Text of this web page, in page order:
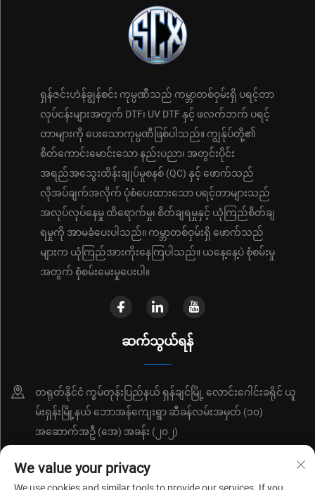
ရှန်ဇင်းဟဲန်ချွန်စင်း ကုမ္ပဏီသည် ကမ္ဘာတစ်ဝှမ်းရှိ ပရင့်တာ
လုပ်ငန်းများအတွက် DTF၊ UV DTF နှင့် ဖလက်ဘက် ပရင့်
တာများကို ပေးသောကုမ္ပဏီဖြစ်ပါသည်။ ကျွန်ုပ်တို့၏
စိတ်ကောင်းမောင်းသော နည်းပညာ၊ အတွင်းပိုင်း
အရည်အသွေးထိန်းချုပ်မှုစနစ် (QC) နှင့် ဖောက်သည်
လိုအပ်ချက်အလိုက် ပုံစံပေးထားသော ပရင့်တာများသည်
အလုပ်လုပ်နေမှု ထိရောက်မှု၊ စိတ်ချရမှုနှင့် ယုံကြည်စိတ်ချ
ရမှုကို အာမခံပေးပါသည်။ ကမ္ဘာတစ်ဝှမ်းရှိ ဖောက်သည်
များက ယုံကြည်အားကိုးနေကြပါသည်။ ယနေ့နေ့ပဲ စုံစမ်းမှု
အတွက် စုံစမ်းမေးမှုပေးပါ။
ဆက်သွယ်ရန်
တရုတ်နိုင်ငံ ကွမ်တုန်းပြည်နယ် ရှန်ချင်မြို့ လောင်းဂေါင်းခရိုင် ယူ
မ်းရှန်းမြို့နယ် ဘောအန်ကျေးရွာ ဆီခန်လမ်းအမှတ် (၁၀)
အဆောက်အဦ (အေ) အခန်း (၂၀၂)
+86-18214652676
We value your privacy